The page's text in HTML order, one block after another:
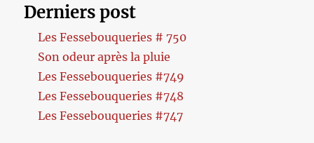
Derniers post
Les Fessebouqueries # 750
Son odeur après la pluie
Les Fessebouqueries #749
Les Fessebouqueries #748
Les Fessebouqueries #747